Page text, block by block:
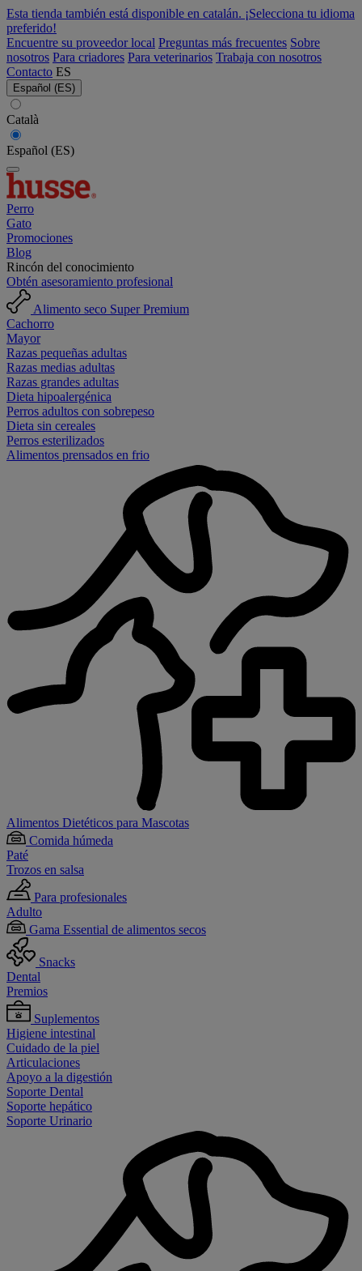
Esta tienda también está disponible en catalán. ¡Selecciona tu idioma
preferido!
Encuentre su proveedor local Preguntas más frecuentes Sobre
nosotros Para criadores Para veterinarios Trabaja con nosotros
Contacto ES
Español (ES)
Català
Español (ES)
Perro
Gato
Promociones
Blog
Rincón del conocimiento
Obtén asesoramiento profesional
Alimento seco Super Premium
Cachorro
Mayor
Razas pequeñas adultas
Razas medias adultas
Razas grandes adultas
Dieta hipoalergénica
Perros adultos con sobrepeso
Dieta sin cereales
Perros esterilizados
Alimentos prensados en frio
Alimentos Dietéticos para Mascotas
Comida húmeda
Paté
Trozos en salsa
Para profesionales
Adulto
Gama Essential de alimentos secos
Snacks
Dental
Premios
Suplementos
Higiene intestinal
Cuidado de la piel
Articulaciones
Apoyo a la digestión
Soporte Dental
Soporte hepático
Soporte Urinario